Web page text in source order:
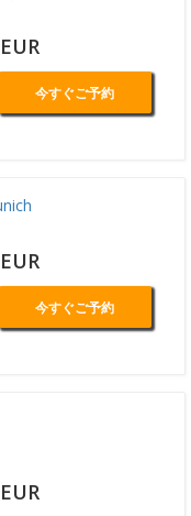
今すぐご予約
今すぐご予約